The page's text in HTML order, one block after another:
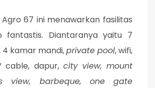
67 ini menawarkan fasilitas
fantastis. Diantaranya yaitu 7
kamar mandi,private pool, wifi,
cable, dapur, city view, mount
view, barbeque, one gate